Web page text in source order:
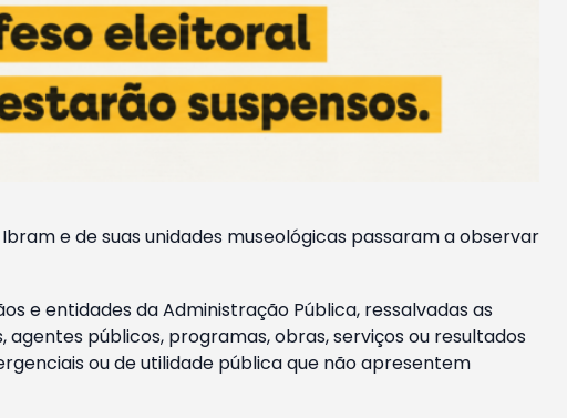
e de suas unidades museológicas passaram a observar
e entidades da Administração Pública, ressalvadas as
públicos, programas, obras, serviços ou resultados
ou de utilidade pública que não apresentem